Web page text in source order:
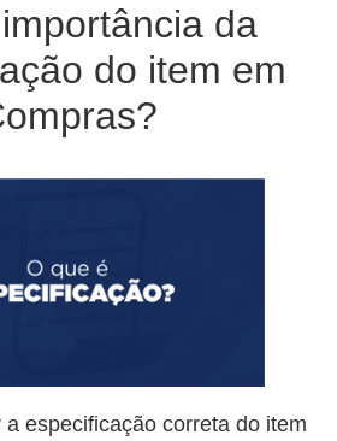
da
do item em
especificação correta do item